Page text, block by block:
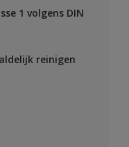
1 volgens DIN
reinigen